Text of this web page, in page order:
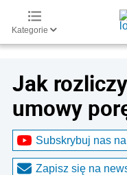
Kategorie
Jak
umowy
Subskrybuj nas
Zapisz się na